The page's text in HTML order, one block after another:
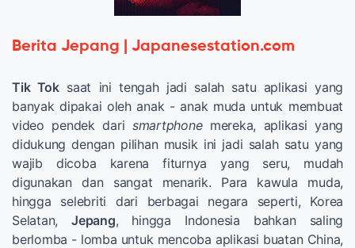
Berita Jepang | Japanesestation.com
Tik Toksaat ini tengah jadi salah satu aplikasi yang
banyak dipakai oleh anak - anak muda untuk membuat
video pendek dari smartphonemereka, aplikasi yang
didukung dengan pilihan musik ini jadi salah satu yang
wajib dicoba karena fiturnya yang seru, mudah
digunakan dan sangat menarik. Para kawula muda,
hingga selebriti dari berbagai negara seperti, Korea
Selatan,Jepang, hingga Indonesia bahkan saling
berlomba - lomba untuk mencoba aplikasi buatan China,